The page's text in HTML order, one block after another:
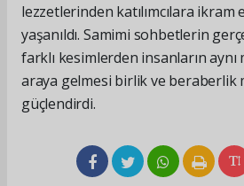
lezzetlerinden katılımcılara ikram
yaşanıldı. Samimi sohbetlerin
farklı kesimlerden insanların
araya gelmesi birlik ve beraberlik
güçlendirdi.